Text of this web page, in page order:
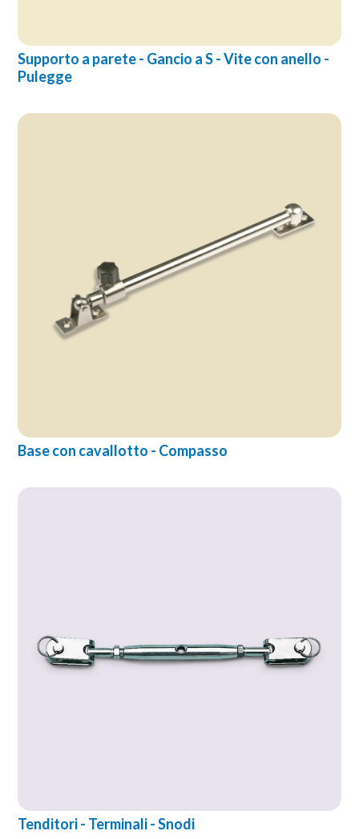
Supporto a parete - Gancio a S - Vite con anello -
Pulegge
Base con cavallotto - Compasso
Tenditori - Terminali - Snodi